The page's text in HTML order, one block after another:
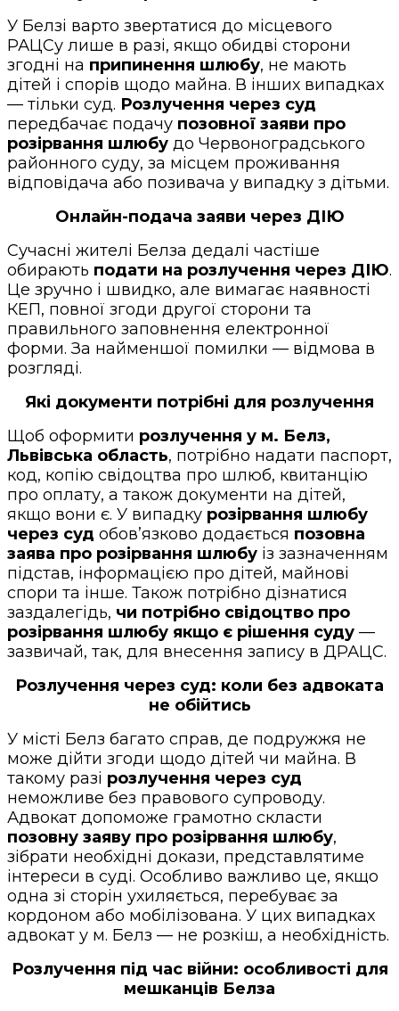
У Белзі варто звертатися до місцевого
РАЦСу лише в разі, якщо обидві сторони
згодні на припинення шлюбу, не мають
дітей і спорів щодо майна. В інших випадках
— тільки суд. Розлучення через суд
передбачає подачу позовної заяви про
розірвання шлюбу до Червоноградського
районного суду, за місцем проживання
відповідача або позивача у випадку з дітьми.
Онлайн-подача заяви через ДІЮ
Сучасні жителі Белза дедалі частіше
обирають подати на розлучення через ДІЮ.
Це зручно і швидко, але вимагає наявності
КЕП, повної згоди другої сторони та
правильного заповнення електронної
форми. За найменшої помилки — відмова в
розгляді.
Які документи потрібні для розлучення
Щоб оформити розлучення у м. Белз,
Львівська область, потрібно надати паспорт,
код, копію свідоцтва про шлюб, квитанцію
про оплату, а також документи на дітей,
якщо вони є. У випадку розірвання шлюбу
через суд обов’язково додається позовна
заява про розірвання шлюбу із зазначенням
підстав, інформацією про дітей, майнові
спори та інше. Також потрібно дізнатися
заздалегідь, чи потрібно свідоцтво про
розірвання шлюбу якщо є рішення суду —
зазвичай, так, для внесення запису в ДРАЦС.
Розлучення через суд: коли без адвоката
не обійтись
У місті Белз багато справ, де подружжя не
може дійти згоди щодо дітей чи майна. В
такому разі розлучення через суд
неможливе без правового супроводу.
Адвокат допоможе грамотно скласти
позовну заяву про розірвання шлюбу,
зібрати необхідні докази, представлятиме
інтереси в суді. Особливо важливо це, якщо
одна зі сторін ухиляється, перебуває за
кордоном або мобілізована. У цих випадках
адвокат у м. Белз — не розкіш, а необхідність.
Розлучення під час війни: особливості для
мешканців Белза